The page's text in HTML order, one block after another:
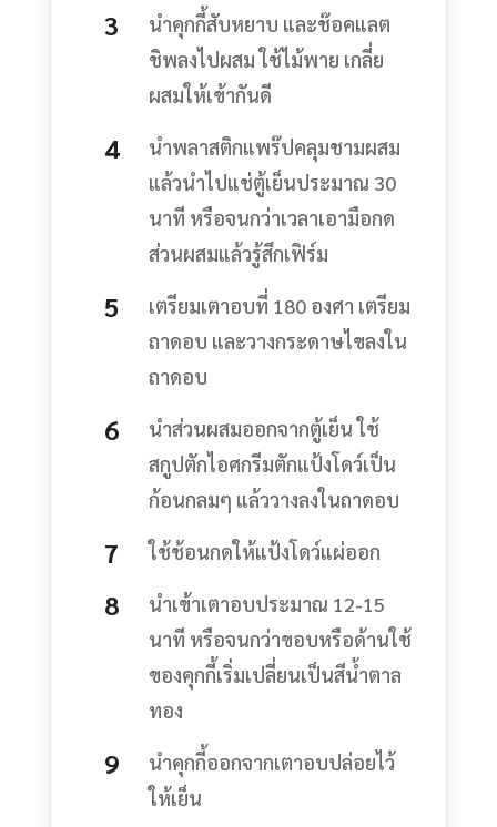
นำคุกกี้สับหยาบ และช๊อคแลต
ชิพลงไปผสม ใช้ไม้พาย เกลี่ย
ผสมให้เข้ากันดี
นำพลาสติกแพร๊ปคลุมชามผสม
แล้วนำไปแช่ตู้เย็นประมาณ 30
นาที หรือจนกว่าเวลาเอามือกด
ส่วนผสมแล้วรู้สึกเฟิร์ม
เตรียมเตาอบที่ 180 องศา เตรียม
ถาดอบ และวางกระดาษไขลงใน
ถาดอบ
นำส่วนผสมออกจากตู้เย็น ใช้
สกูปตักไอศกรีมตักแป้งโดว์เป็น
ก้อนกลมๆ แล้ววางลงในถาดอบ
ใช้ช้อนกดให้แป้งโดว์แผ่ออก
นำเข้าเตาอบประมาณ 12-15
นาที หรือจนกว่าขอบหรือด้านใช้
ของคุกกี้เริ่มเปลี่ยนเป็นสีน้ำตาล
ทอง
นำคุกกี้ออกจากเตาอบปล่อยไว้
ให้เย็น